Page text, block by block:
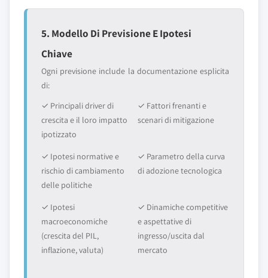
5. Modello Di Previsione E Ipotesi
Chiave
Ogni previsione include la documentazione esplicita
di:
✓ Principali driver di
crescita e il loro impatto
ipotizzato
✓ Fattori frenanti e
scenari di mitigazione
✓ Ipotesi normative e
rischio di cambiamento
delle politiche
✓ Parametro della curva
di adozione tecnologica
✓ Ipotesi
macroeconomiche
(crescita del PIL,
inflazione, valuta)
✓ Dinamiche competitive
e aspettative di
ingresso/uscita dal
mercato